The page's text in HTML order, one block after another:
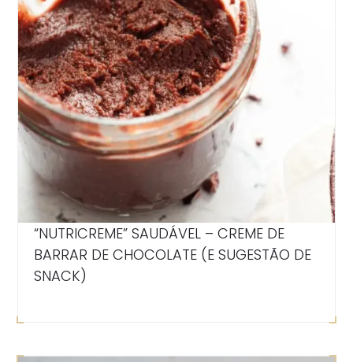
“NUTRICREME” SAUDÁVEL – CREME DE
BARRAR DE CHOCOLATE (E SUGESTÃO DE
SNACK)